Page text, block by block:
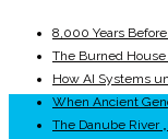
8,000 Years
The Burned House
How AI Systems
When Ancient
The Danube River